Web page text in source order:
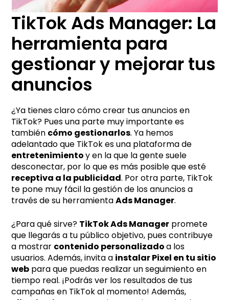
TikTok Ads Manager: La
herramienta para
gestionar y mejorar tus
anuncios
¿Ya tienes claro cómo crear tus anuncios en
TikTok? Pues una parte muy importante es
también cómo gestionarlos. Ya hemos
adelantado que TikTok es una plataforma de
entretenimientoy en la que la gente suele
desconectar, por lo que es más posible que esté
receptiva a la publicidad. Por otra parte, TikTok
te pone muy fácil la gestión de los anuncios a
través de su herramientaAds Manager.
¿Para qué sirve? TikTok Ads Manager promete
que llegarás a tu público objetivo, pues contribuye
a mostrar contenido personalizadoa los
usuarios. Además, invita a instalar Pixel en tu sitio
web para que puedas realizar un seguimiento en
tiempo real. ¡Podrás ver los resultados de tus
campañas en TikTok al momento! Además,